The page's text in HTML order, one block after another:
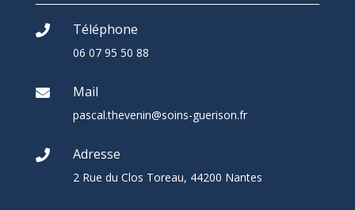
 Téléphone
06 07 95 50 88
 Mail
pascal.thevenin@soins-guerison.fr
 Adresse
2 Rue du Clos Toreau, 44200 Nantes